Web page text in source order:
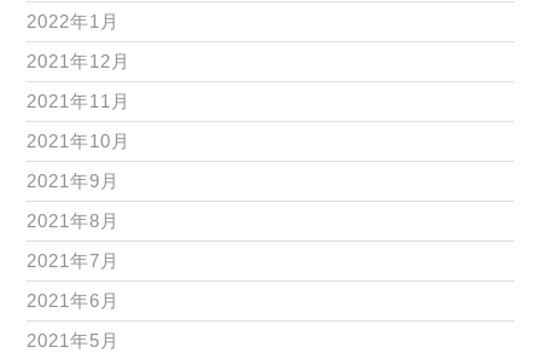
2022年1月
2021年12月
2021年11月
2021年10月
2021年9月
2021年8月
2021年7月
2021年6月
2021年5月